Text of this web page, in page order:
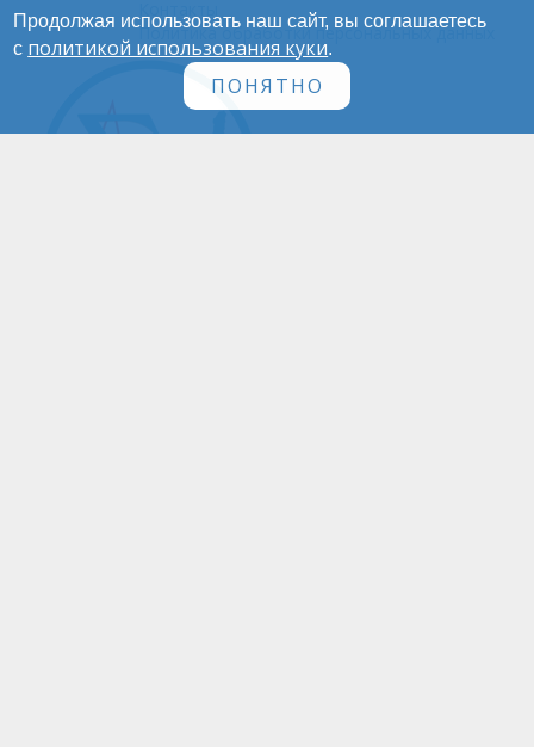
Политика обработки персональных данных
Продолжая использовать наш сайт, вы соглашаетесь
с политикой использования куки.
ПОНЯТНО